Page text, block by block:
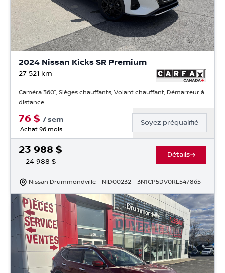
2024 Nissan Kicks SR Premium
27 521 km
Caméra 360°, Sièges chauffants, Volant chauffant, Démarreur à
distance
76 $ /sem
Achat 96 mois
Soyez préqualifié
23 988 $
24 988$
Détails
Nissan Drummondville - NID00232 - 3N1CP5DV0RL547865